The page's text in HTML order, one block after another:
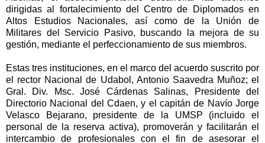
dirigidas al fortalecimiento del Centro de Diplomados en
Altos Estudios Nacionales, así como de la Unión de
Militares del Servicio Pasivo, buscando la mejora de su
gestión, mediante el perfeccionamiento de sus miembros.
Estas tres instituciones, en el marco del acuerdo suscrito por
el rector Nacional de Udabol, Antonio Saavedra Muñoz; el
Gral. Div. Msc. José Cárdenas Salinas, Presidente del
Directorio Nacional del Cdaen, y el capitán de Navío Jorge
Velasco Bejarano, presidente de la UMSP (incluido el
personal de la reserva activa), promoverán y facilitarán el
intercambio de profesionales con el fin de asesorar el